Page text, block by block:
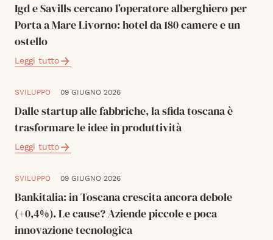
Igd e Savills cercano l’operatore alberghiero per
Porta a Mare Livorno: hotel da 180 camere e un
ostello
Leggi tutto
SVILUPPO 09 GIUGNO 2026
Dalle startup alle fabbriche, la sfida toscana è
trasformare le idee in produttività
Leggi tutto
SVILUPPO 09 GIUGNO 2026
Bankitalia: in Toscana crescita ancora debole
(+0,4%). Le cause? Aziende piccole e poca
innovazione tecnologica